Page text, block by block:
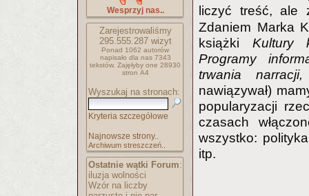
Wesprzyj nas..
Zarejestrowaliśmy
295.555.287wizyt
Ponad 1062 autorów
napisało dla nas 7343
tekstów. Zajęłyby one 28930
stron A4
Wyszukaj na stronach:
Kryteria szczegółowe
Najnowsze strony..
Archiwum streszczeń..
Ostatnie wątki Forum:
iluzja wolności
Wzór na liczby
liczyć treść, ale
Zdaniem Marka
książki Kultury
Programy
trwania
nawiązywał)
popularyzacji
czasach
wszystko:
itp.